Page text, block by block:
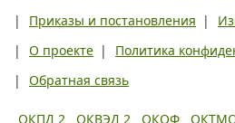
|
Приказы и постановления |
|
О проекте |
Политика
|
Обратная связь
ОКПД 2 ОКВЭД 2 ОКОФ